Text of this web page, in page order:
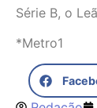
Série B, o
*Metro1